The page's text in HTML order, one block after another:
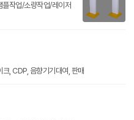
작업/소량작업/레이저
, CDP, 음향기기대여, 판매